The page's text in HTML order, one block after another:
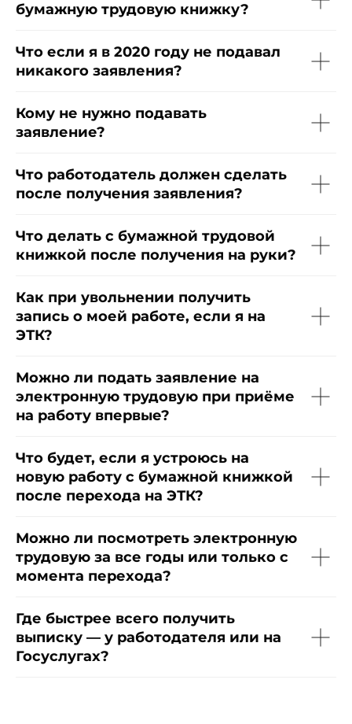
бумажную трудовую книжку?
Что если я в 2020 году не подавал
никакого заявления?
Кому не нужно подавать
заявление?
Что работодатель должен сделать
после получения заявления?
Что делать с бумажной трудовой
книжкой после получения на руки?
Как при увольнении получить
запись о моей работе, если я на
ЭТК?
Можно ли подать заявление на
электронную трудовую при приёме
на работу впервые?
Что будет, если я устроюсь на
новую работу с бумажной книжкой
после перехода на ЭТК?
Можно ли посмотреть электронную
трудовую за все годы или только с
момента перехода?
Где быстрее всего получить
выписку — у работодателя или на
Госуслугах?
Компания-резидент:
Интеллектуальная собственность
Пользовательское соглашение
Политика организации в отношении обработки
Согласие на обработку персональных данных
Правовая информация
SLA технической поддержки
Nopaper браузеров и ОС